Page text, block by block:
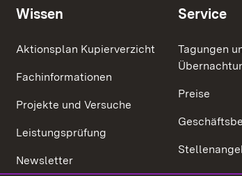
Wissen
Aktionsplan Kupierverzicht
Fachinformationen
Projekte und Versuche
Leistungsprüfung
Newsletter
Service
Tagungen
Preise